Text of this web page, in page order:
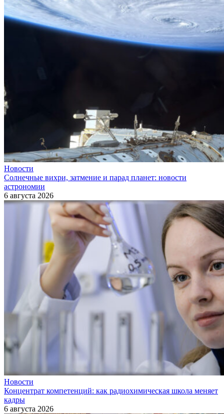
Новости
Солнечные вихри, затмение и парад планет: новости
астрономии
6 августа 2026
Новости
Концентрат компетенций: как радиохимическая школа меняет
кадры
6 августа 2026